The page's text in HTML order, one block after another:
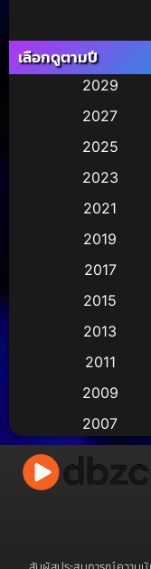
Based on a
Based on
Based on
เลือกดูตามปี
2029
2027
2025
2023
2021
2019
2017
2015
2013
2011
2009
2007
2005
2003